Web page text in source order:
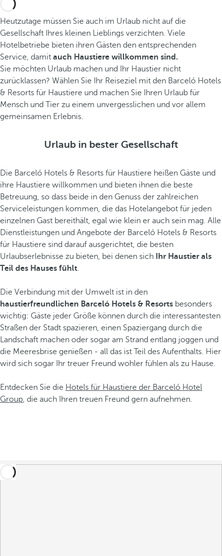
Heutzutage müssen Sie auch im Urlaub nicht auf die
Gesellschaft Ihres kleinen Lieblings verzichten. Viele
Hotelbetriebe bieten ihren Gästen den entsprechenden
Service, damit auch Haustiere willkommen sind.
Sie möchten Urlaub machen und Ihr Haustier nicht
zurücklassen? Wählen Sie Ihr Reiseziel mit den Barceló Hotels
& Resorts für Haustiere und machen Sie Ihren Urlaub für
Mensch und Tier zu einem unvergesslichen und vor allem
gemeinsamen Erlebnis.
Urlaub in bester Gesellschaft
Die Barceló Hotels & Resorts für Haustiere heißen Gäste und
ihre Haustiere willkommen und bieten ihnen die beste
Betreuung, so dass beide in den Genuss der zahlreichen
Serviceleistungen kommen, die das Hotelangebot für jeden
einzelnen Gast bereithält, egal wie klein er auch sein mag. Alle
Dienstleistungen und Angebote der Barceló Hotels & Resorts
für Haustiere sind darauf ausgerichtet, die besten
Urlaubserlebnisse zu bieten, bei denen sich
Ihr Haustier als
Teil des Hauses fühlt.
Die Verbindung mit der Umwelt ist in den
haustierfreundlichen Barceló Hotels & Resorts besonders
wichtig: Gäste jeder Größe können durch die interessantesten
Straßen der Stadt spazieren, einen Spaziergang durch die
Landschaft machen oder sogar am Strand entlang joggen und
die Meeresbrise genießen - all das ist Teil des Aufenthalts. Hier
wird sich sogar Ihr treuer Freund wohler fühlen als zu Hause.
Entdecken Sie die Hotels für Haustiere der Barceló Hotel
Group, die auch Ihren treuen Freund gern aufnehmen.